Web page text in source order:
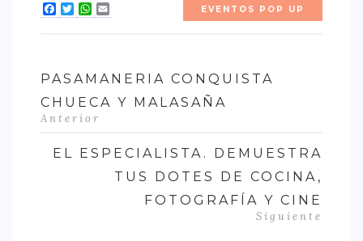
Facebook
Twitter
WhatsApp EVENTOS POP UP
PASAMANERIA CONQUISTA
CHUECA Y MALASAÑA
Anterior
EL ESPECIALISTA. DEMUESTRA
TUS DOTES DE COCINA,
FOTOGRAFÍA Y CINE
Siguiente